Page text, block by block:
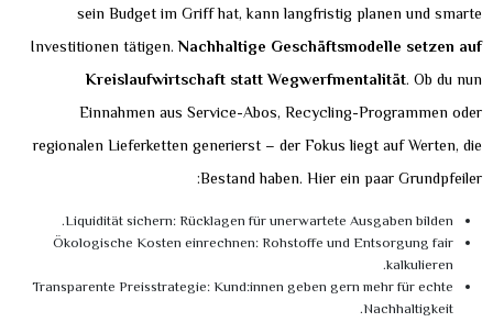
sein Budget im Griff hat, kann langfristig planen und smarte
Investitionen tätigen.Nachhaltige Geschäftsmodelle setzen auf
Kreislaufwirtschaft statt Wegwerfmentalität. Ob du nun
Einnahmen aus Service-Abos, Recycling-Programmen oder
regionalen Lieferketten generierst – der Fokus liegt auf Werten, die
Bestand haben. Hier ein paar Grundpfeiler:
Liquidität sichern: Rücklagen für unerwartete Ausgaben bilden.
Ökologische Kosten einrechnen: Rohstoffe und Entsorgung fair
kalkulieren.
Transparente Preisstrategie: Kund:innen geben gern mehr für echte
Nachhaltigkeit.